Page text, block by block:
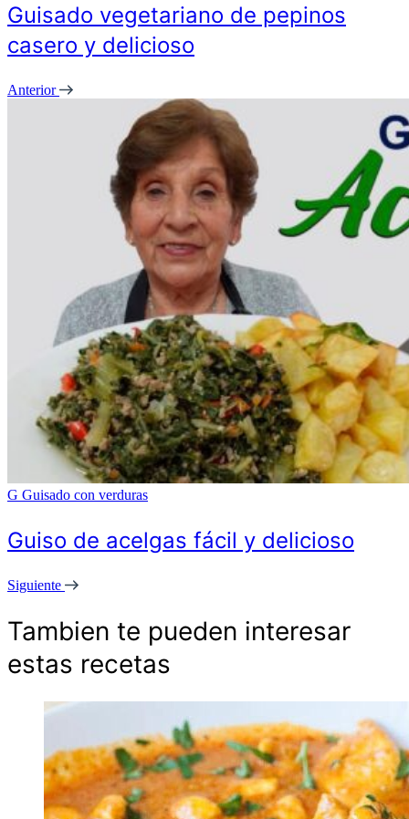
Guisado vegetariano de pepinos
casero y delicioso
Anterior
G Guisado con verduras
Guiso de acelgas fácil y delicioso
Siguiente
Tambien te pueden interesar
estas recetas